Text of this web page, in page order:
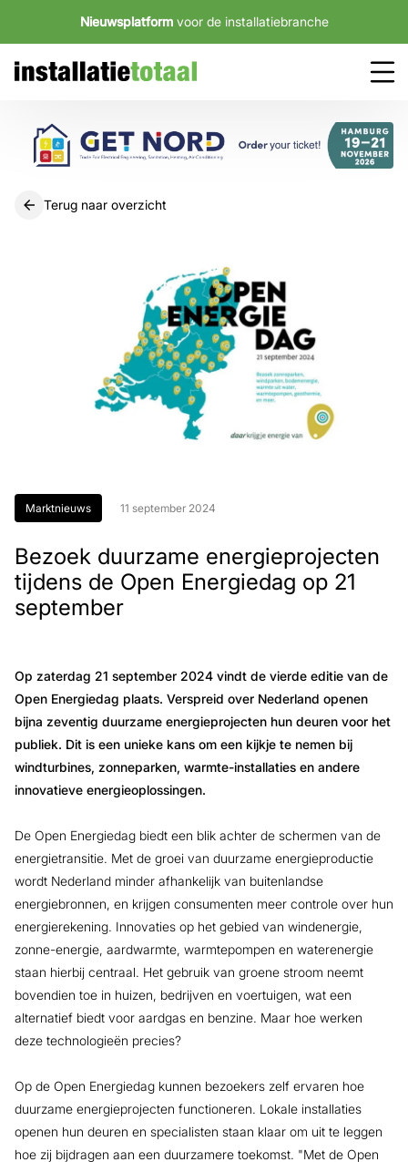
Nieuwsplatform voor de installatiebranche
Terug naar overzicht
Marktnieuws 11 september 2024
Bezoek duurzame energieprojecten
tijdens de Open Energiedag op 21
september
Op zaterdag 21 september 2024 vindt de vierde editie van de
Open Energiedag plaats. Verspreid over Nederland openen
bijna zeventig duurzame energieprojecten hun deuren voor het
publiek. Dit is een unieke kans om een kijkje te nemen bij
windturbines, zonneparken, warmte-installaties en andere
innovatieve energieoplossingen.
De Open Energiedag biedt een blik achter de schermen van de
energietransitie. Met de groei van duurzame energieproductie
wordt Nederland minder afhankelijk van buitenlandse
energiebronnen, en krijgen consumenten meer controle over hun
energierekening. Innovaties op het gebied van windenergie,
zonne-energie, aardwarmte, warmtepompen en waterenergie
staan hierbij centraal. Het gebruik van groene stroom neemt
bovendien toe in huizen, bedrijven en voertuigen, wat een
alternatief biedt voor aardgas en benzine. Maar hoe werken
deze technologieën precies?
Op de Open Energiedag kunnen bezoekers zelf ervaren hoe
duurzame energieprojecten functioneren. Lokale installaties
openen hun deuren en specialisten staan klaar om uit te leggen
hoe zij bijdragen aan een duurzamere toekomst. "Met de Open